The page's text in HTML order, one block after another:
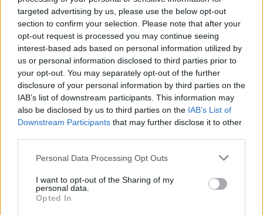
targeted advertising by us, please use the below opt-out
section to confirm your selection. Please note that after your
opt-out request is processed you may continue seeing
interest-based ads based on personal information utilized by
us or personal information disclosed to third parties prior to
your opt-out. You may separately opt-out of the further
disclosure of your personal information by third parties on the
IAB’s list of downstream participants. This information may
also be disclosed by us to third parties on the IAB’s List of
Downstream Participants that may further disclose it to other
Personal Data Processing Opt Outs
I want to opt-out of the Sharing of my
personal data.
Opted In
- Advertisement -
- Advertisement -
- Advertisement -
ULTIMI ARTICOLI
Berici in Festival 2026: a Lonigo “Little